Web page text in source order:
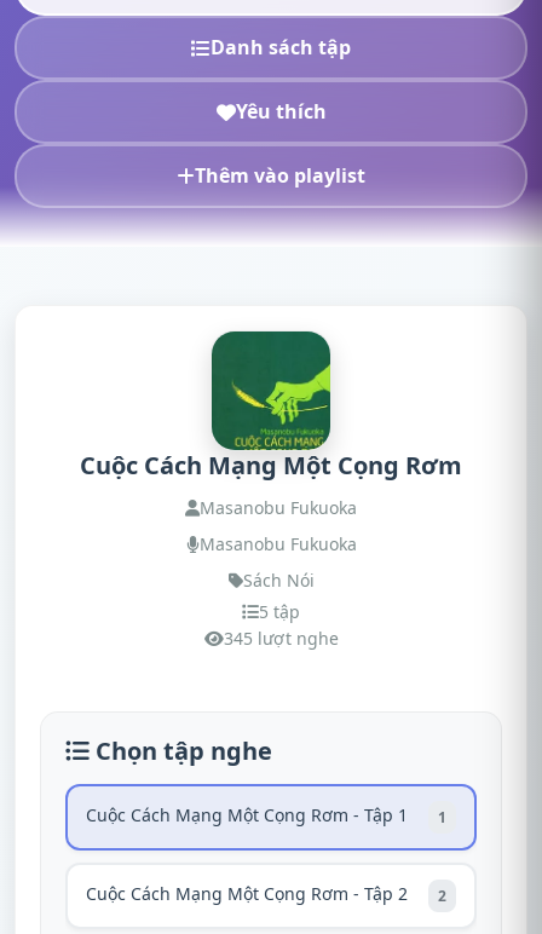
Danh sách tập
Yêu thích
Thêm vào playlist
Cuộc Cách Mạng Một Cọng Rơm
Masanobu Fukuoka
Masanobu Fukuoka
Sách Nói
5 tập
345 lượt nghe
Chọn tập nghe
Cuộc Cách Mạng Một Cọng Rơm - Tập 1 1
Cuộc Cách Mạng Một Cọng Rơm - Tập 2 2